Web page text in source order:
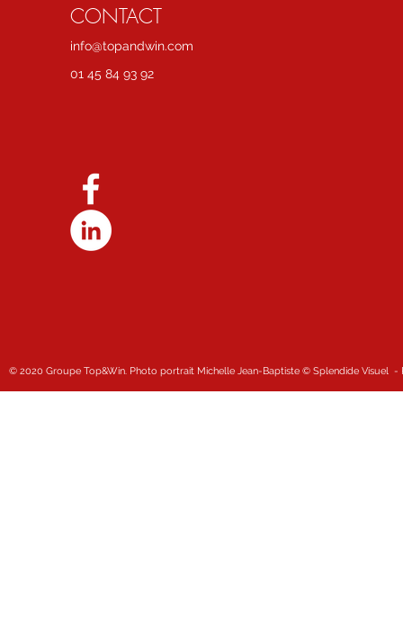
CONTACT
info@topandwin.com
01 45 84 93 92
© 2020 Groupe Top&Win. Photo portrait Michelle Jean-Baptiste © Splendide Visuel